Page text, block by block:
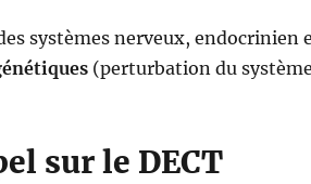
systèmes nerveux, endocrinien
(perturbation du
sur le DECT